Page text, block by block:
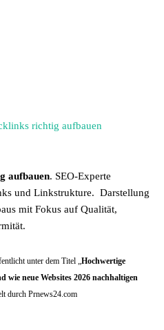
aufbauen. SEO-Experte
und Linkstrukture. Darstellung
mit Fokus auf Qualität,
unter dem Titel „Hochwertige
neue Websites 2026 nachhaltigen
durch Prnews24.com